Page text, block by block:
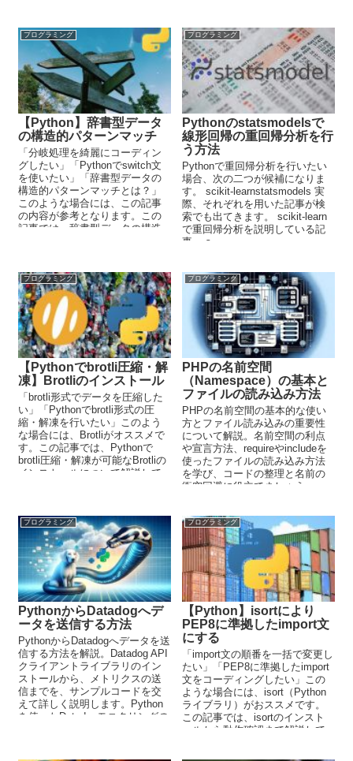
プログラミング
【Python】辞書型データ
の構造的パターンマッチ
「分岐処理を綺麗にコーディン
グしたい」「Pythonでswitch文
を使いたい」「辞書型データの
構造的パターンマッチとは？」
このような場合には、この記事
の内容が参考となります。この
記事では、辞書型データの構造
プログラミング
Pythonのstatsmodelsで
線形回帰の重回帰分析を行
う方法
Pythonで重回帰分析を行いたい
場合、次の二つが候補になりま
す。 scikit-learnstatsmodels 実
際、それぞれを用いた記事が検
索でも出てきます。 scikit-learn
で重回帰分析を説明している記
事。 s...
プログラミング
【Pythonでbrotli圧縮・解
凍】Brotliのインストール
「brotli形式でデータを圧縮した
い」「Pythonでbrotli形式の圧
縮・解凍を行いたい」このよう
な場合には、Brotliがオススメで
す。この記事では、Pythonで
brotli圧縮・解凍が可能なBrotliの
インストールについて解説して
プログラミング
PHPの名前空間
（Namespace）の基本と
ファイルの読み込み方法
PHPの名前空間の基本的な使い
方とファイル読み込みの重要性
について解説。名前空間の利点
や宣言方法、requireやincludeを
使ったファイルの読み込み方法
を学び、コードの整理と名前の
衝突回避に役立てましょう。
プログラミング
PythonからDatadogへデ
ータを送信する方法
PythonからDatadogへデータを送
信する方法を解説。Datadog API
クライアントライブラリのイン
ストールから、メトリクスの送
信までを、サンプルコードを交
えて詳しく説明します。Python
を使ったDatadogモニタリングの
プログラミング
【Python】isortにより
PEP8に準拠したimport文
にする
「import文の順番を一括で変更し
たい」「PEP8に準拠したimport
文をコーディングしたい」この
ような場合には、isort（Python
ライブラリ）がおススメです。
この記事では、isortのインスト
ールから動作確認まで解説して